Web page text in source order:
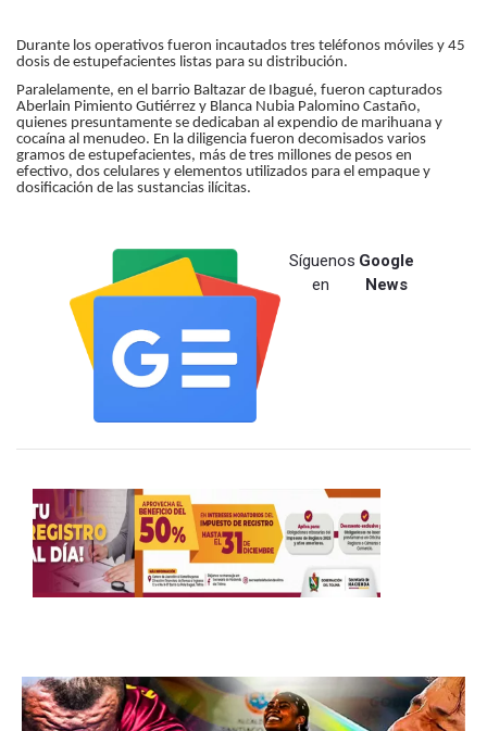
Durante los operativos fueron incautados tres teléfonos móviles y 45
dosis de estupefacientes listas para su distribución.
Paralelamente, en el barrio Baltazar de Ibagué, fueron capturados
Aberlain Pimiento Gutiérrez y Blanca Nubia Palomino Castaño,
quienes presuntamente se dedicaban al expendio de marihuana y
cocaína al menudeo. En la diligencia fueron decomisados varios
gramos de estupefacientes, más de tres millones de pesos en
efectivo, dos celulares y elementos utilizados para el empaque y
dosificación de las sustancias ilícitas.
Síguenos
en
Google
News